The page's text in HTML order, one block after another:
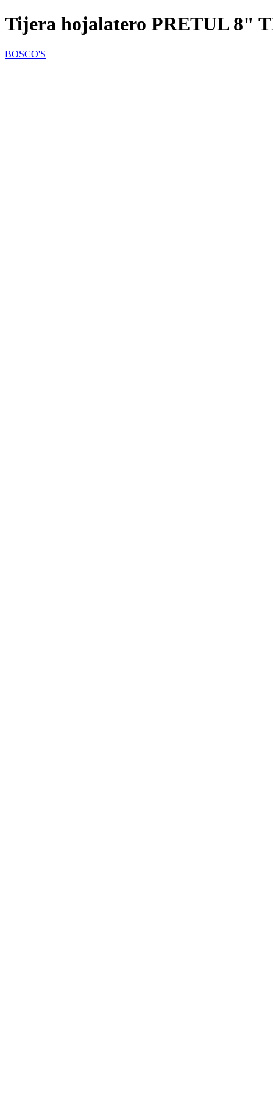
Tijera hojalatero PRETUL 8"
BOSCO'S